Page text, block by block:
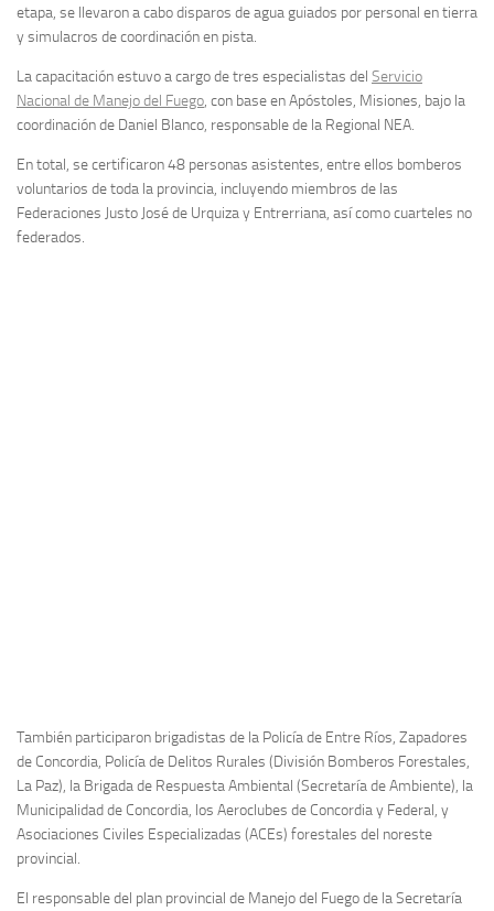
etapa, se llevaron a cabo disparos de agua guiados por personal en tierra
y simulacros de coordinación en pista.
La capacitación estuvo a cargo de tres especialistas del Servicio
Nacional de Manejo del Fuego, con base en Apóstoles, Misiones, bajo la
coordinación de Daniel Blanco, responsable de la Regional NEA.
En total, se certificaron 48 personas asistentes, entre ellos bomberos
voluntarios de toda la provincia, incluyendo miembros de las
Federaciones Justo José de Urquiza y Entrerriana, así como cuarteles no
federados.
También participaron brigadistas de la Policía de Entre Ríos, Zapadores
de Concordia, Policía de Delitos Rurales (División Bomberos Forestales,
La Paz), la Brigada de Respuesta Ambiental (Secretaría de Ambiente), la
Municipalidad de Concordia, los Aeroclubes de Concordia y Federal, y
Asociaciones Civiles Especializadas (ACEs) forestales del noreste
provincial.
El responsable del plan provincial de Manejo del Fuego de la Secretaría